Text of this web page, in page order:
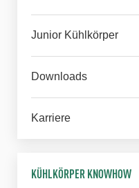
Junior Kühlkörper
Downloads
Karriere
KÜHLKÖRPER KNOWHOW